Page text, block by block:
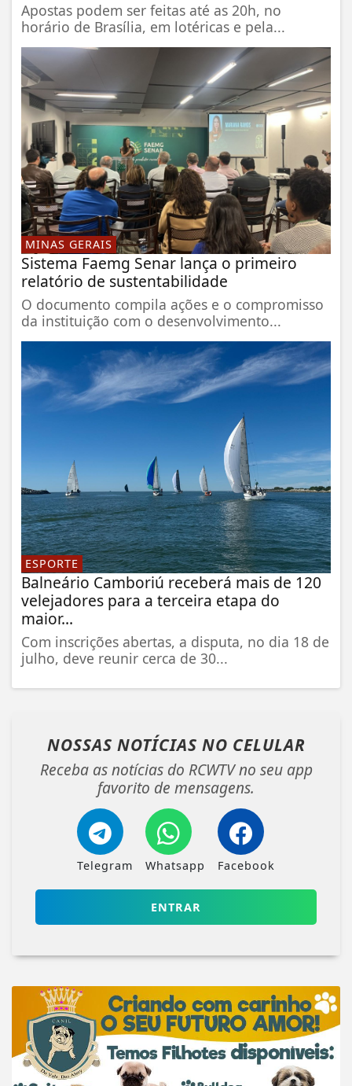
Apostas podem ser feitas até as 20h, no
horário de Brasília, em lotéricas e pela...
MINAS GERAIS
Sistema Faemg Senar lança o primeiro
relatório de sustentabilidade
O documento compila ações e o compromisso
da instituição com o desenvolvimento...
ESPORTE
Balneário Camboriú receberá mais de 120
velejadores para a terceira etapa do
maior...
Com inscrições abertas, a disputa, no dia 18 de
julho, deve reunir cerca de 30...
NOSSAS NOTÍCIAS NO CELULAR
Receba as notícias do RCWTV no seu app
favorito de mensagens.
Telegram Whatsapp Facebook
ENTRAR